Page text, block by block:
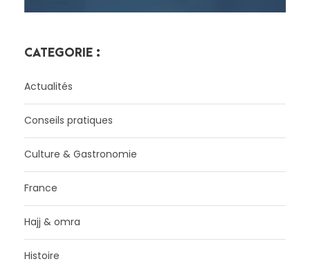
CATÉGORIE :
Actualités
Conseils pratiques
Culture & Gastronomie
France
Hajj & omra
Histoire